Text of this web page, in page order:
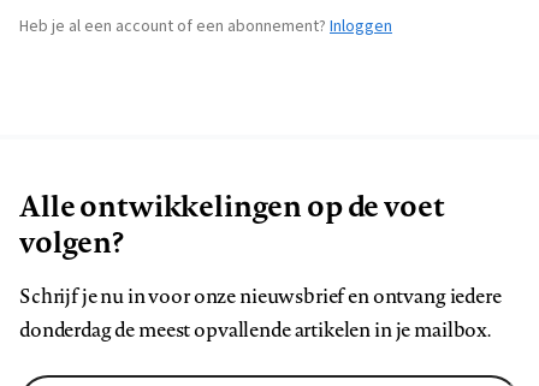
Heb je al een account of een abonnement? Inloggen
Alle ontwikkelingen op de voet
volgen?
Schrijf je nu in voor onze nieuwsbrief en ontvang iedere
donderdag de meest opvallende artikelen in je mailbox.